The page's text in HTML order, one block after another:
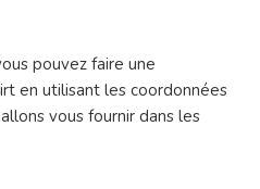
pouvez faire une
en utilisant les coordonnées
vous fournir dans les